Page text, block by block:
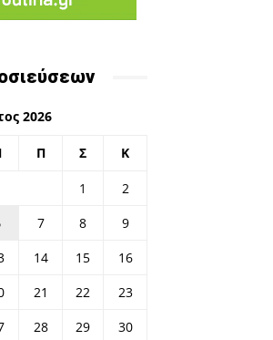
2026
Π Σ Κ
1
2
7 8
9
14 15
16
21 22
23
28 29 30